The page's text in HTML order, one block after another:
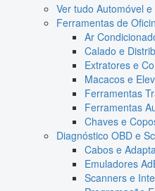
Ver tudo Automóvel
Ferramentas de
Ar
Calado e
Extratores e
Macacos e
Ferramentas
Ferramentas
Chaves e
Diagnóstico OBD e
Cabos e
Emuladores
Scanners e